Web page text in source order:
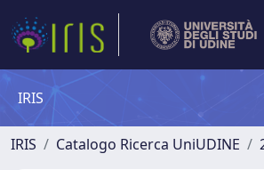
IRIS
IRIS Catalogo Ricerca UniUDINE